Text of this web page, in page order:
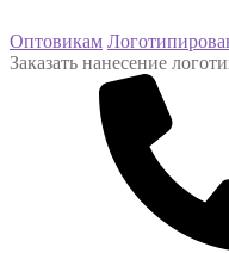
Оптовикам
Заказать нанесение